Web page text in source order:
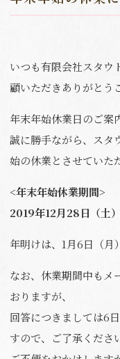
いつも有限会社スタウ
顧いただきありがとう
年末年始休業日のご案
誠に勝手ながら、スタ
始の休業とさせていた
<年末年始休業期間>
2019年12月28日（土
年明けは、1月6日（月
なお、休業期間中もメ
おりますが、
回答につきましては6
すので、ご了承くださ